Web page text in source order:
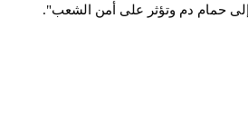
إلى حمام دم وتؤثر على أمن الشعب".